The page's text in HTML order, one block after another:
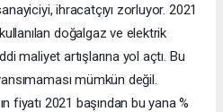
ihracatçıyı zorluyor. 2021
doğalgaz ve elektrik
maliyet artışlarına yol açtı. Bu
mümkün değil.
fiyatı 2021 başından bu yana %